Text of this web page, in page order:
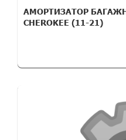
АМОРТИЗАТОР
CHEROKEE (11-21)